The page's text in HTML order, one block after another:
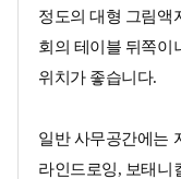
정도의 대형 그림액
회의 테이블 뒤쪽이
위치가 좋습니다.
일반 사무공간에는
라인드로잉, 보태니